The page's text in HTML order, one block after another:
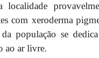
localidade
com xeroderma
da população se
ao ar livre.